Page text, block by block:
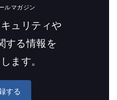
ルマガジン
ュリティや
する情報を
ます。
する